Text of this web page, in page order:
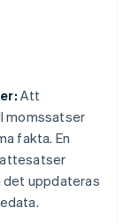
Att
momssatser
fakta. En
uppdateras